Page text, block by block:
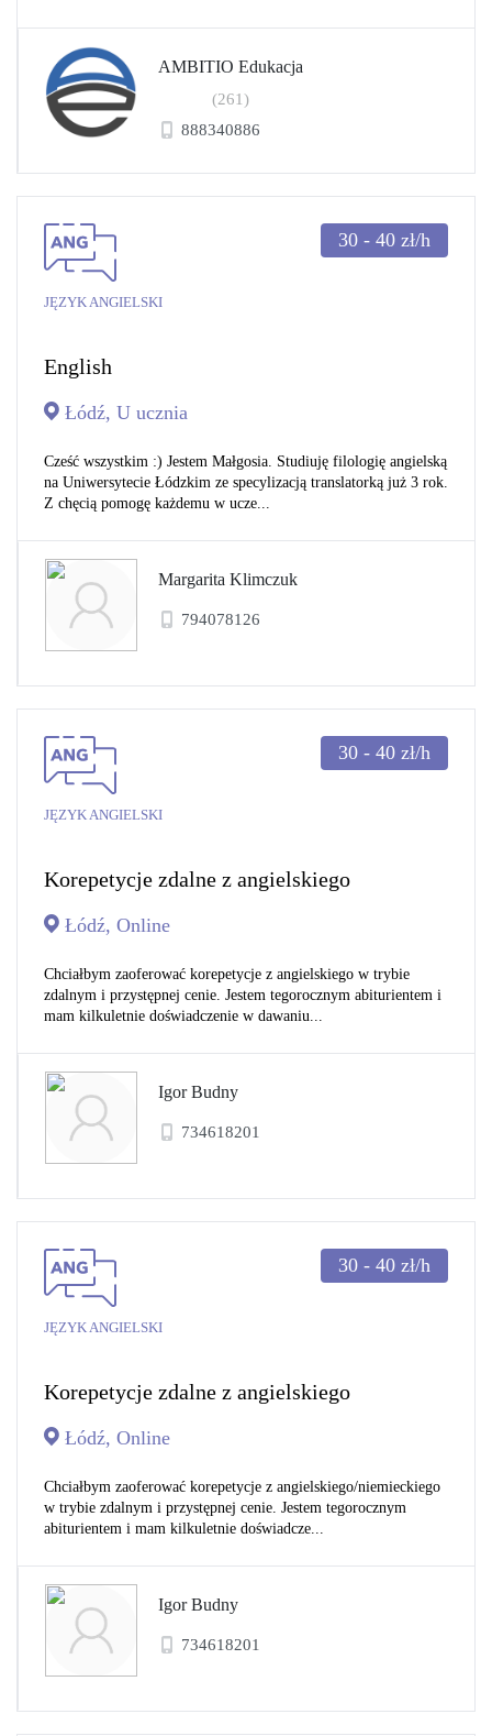
AMBITIO Edukacja
(261)
888340886
JĘZYK ANGIELSKI
30 - 40 zł/h
English
Łódź, U ucznia
Cześć wszystkim :) Jestem Małgosia. Studiuję filologię angielską
na Uniwersytecie Łódzkim ze specylizacją translatorką już 3 rok.
Z chęcią pomogę każdemu w ucze...
Margarita Klimczuk
794078126
JĘZYK ANGIELSKI
30 - 40 zł/h
Korepetycje zdalne z angielskiego
Łódź, Online
Chciałbym zaoferować korepetycje z angielskiego w trybie
zdalnym i przystępnej cenie. Jestem tegorocznym abiturientem i
mam kilkuletnie doświadczenie w dawaniu...
Igor Budny
734618201
JĘZYK ANGIELSKI
30 - 40 zł/h
Korepetycje zdalne z angielskiego
Łódź, Online
Chciałbym zaoferować korepetycje z angielskiego/niemieckiego
w trybie zdalnym i przystępnej cenie. Jestem tegorocznym
abiturientem i mam kilkuletnie doświadcze...
Igor Budny
734618201